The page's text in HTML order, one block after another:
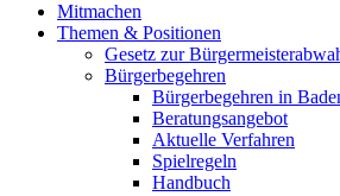
Mitmachen
Themen & Positionen
Gesetz zur
Bürgerbegehren
Bürgerbegehren in
Beratungsangebot
Aktuelle Verfahren
Spielregeln
Handbuch